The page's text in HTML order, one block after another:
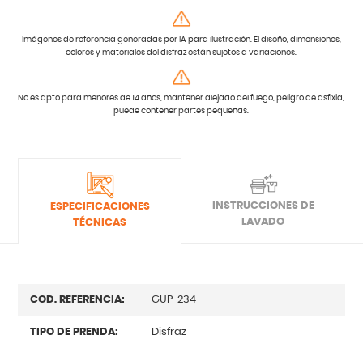
Imágenes de referencia generadas por IA para ilustración. El diseño, dimensiones,
colores y materiales del disfraz están sujetos a variaciones.
No es apto para menores de 14 años, mantener alejado del fuego, peligro de asfixia,
puede contener partes pequeñas.
ESPECIFICACIONES
TÉCNICAS
INSTRUCCIONES DE
LAVADO
COD. REFERENCIA: GUP-234
TIPO DE PRENDA: Disfraz